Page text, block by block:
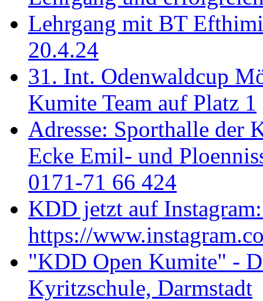
Lehrgang mit BT
20.4.24
31. Int. Odenwaldcup
Kumite Team auf Platz 1
Adresse: Sporthalle der
Ecke Emil- und
0171-71 66 424
KDD jetzt auf
https://
"KDD Open Kumite" -
Kyritzschule, Darmstadt